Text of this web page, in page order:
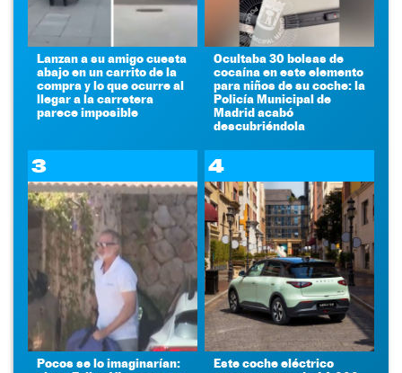
Lanzan a su amigo cuesta
abajo en un carrito de la
compra y lo que ocurre al
llegar a la carretera
parece imposible
Ocultaba 30 bolsas de
cocaína en este elemento
para niños de su coche: la
Policía Municipal de
Madrid acabó
descubriéndola
3
Pocos se lo imaginarían:
4
Este coche eléctrico